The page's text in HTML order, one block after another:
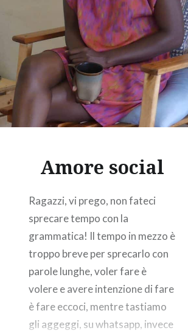
Amore social
Ragazzi, vi prego, non fateci
sprecare tempo con la
grammatica! Il tempo in mezzo è
troppo breve per sprecarlo con
parole lunghe, voler fare è
volere e avere intenzione di fare
è fare eccoci, mentre tastiamo
gli aggeggi, su whatsapp, invece